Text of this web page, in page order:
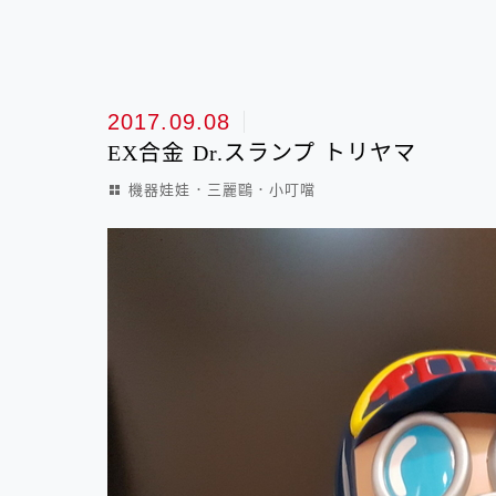
2017.09.08
EX合金 Dr.スランプ トリヤマ
機器娃娃．三麗鷗．小叮噹